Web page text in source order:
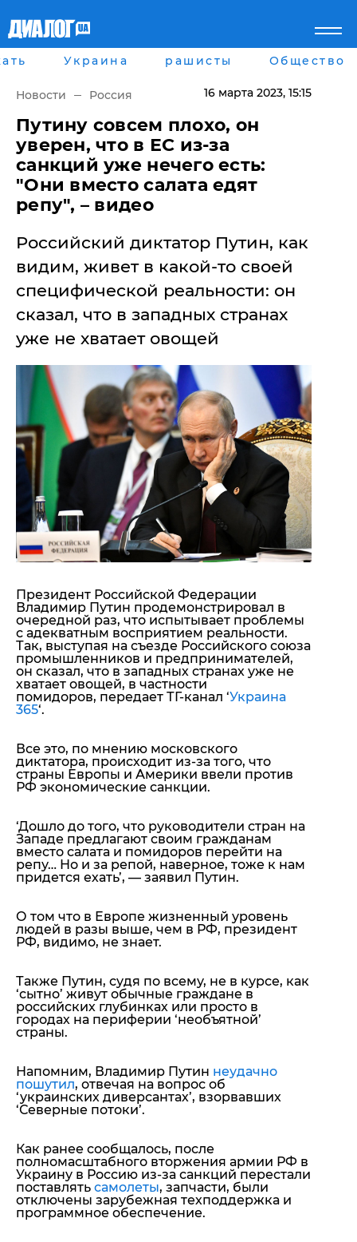
Главная
рассея
Мир
Беларусь
Военное обозрение
Наука и Техника
Экономика
Мнение
Пресса
Шоу-биз
Здоровье
Украина
Культура
Города
Харьков
Днепр
Львов
Одесса
Война на Донбассе и в
Крыму
"ДНР"
"ЛНР"
Оккупация Крыма
Новости Крыма
Донбасс
Армия Украины
Лайф стайл
Помощь проекту
Стиль Диалога
Шоу-биз
Культура
Общество
Пресс-релизы
Пресс-релизы
Авторское
Мнение
Блоги
ИноСМИ
Украина рашисты Общество
Новости Россия 16 марта 2023, 15:15
Путину совсем плохо, он
уверен, что в ЕС из-за
санкций уже нечего есть:
"Они вместо салата едят
репу", – видео
Российский диктатор Путин, как
видим, живет в какой-то своей
специфической реальности: он
сказал, что в западных странах
уже не хватает овощей
Президент Российской Федерации
Владимир Путин продемонстрировал в
очередной раз, что испытывает проблемы
с адекватным восприятием реальности.
Так, выступая на съезде Российского союза
промышленников и предпринимателей,
он сказал, что в западных странах уже не
хватает овощей, в частности
помидоров, передает ТГ-канал ‘Украина
365‘.
Все это, по мнению московского
диктатора, происходит из-за того, что
страны Европы и Америки ввели против
РФ экономические санкции.
‘Дошло до того, что руководители стран на
Западе предлагают своим гражданам
вместо салата и помидоров перейти на
репу… Но и за репой, наверное, тоже к нам
придется ехать’, — заявил Путин.
О том что в Европе жизненный уровень
людей в разы выше, чем в РФ, президент
РФ, видимо, не знает.
Также Путин, судя по всему, не в курсе, как
‘сытно’ живут обычные граждане в
российских глубинках или просто в
городах на периферии ‘необъятной’
страны.
Напомним, Владимир Путин неудачно
пошутил, отвечая на вопрос об
‘украинских диверсантах’, взорвавших
‘Северные потоки’.
Как ранее сообщалось, после
полномасштабного вторжения армии РФ в
Украину в Россию из-за санкций перестали
поставлять самолеты, запчасти, были
отключены зарубежная техподдержка и
программное обеспечение.